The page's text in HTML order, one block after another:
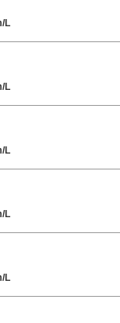
L
L
L
L
L